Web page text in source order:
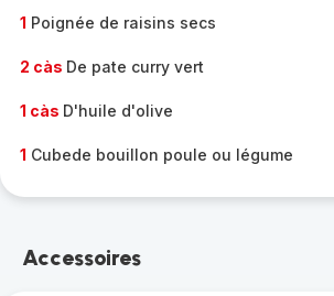
1 Poignée de raisins secs
2 càs De pate curry vert
1 càs D'huile d'olive
1 Cubede bouillon poule ou légume
Accessoires